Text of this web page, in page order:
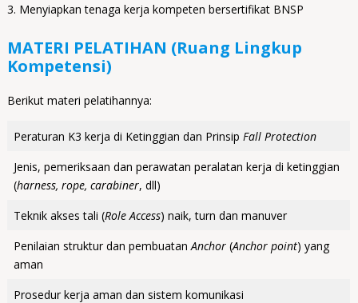
Menyiapkan tenaga kerja kompeten bersertifikat BNSP
MATERI PELATIHAN (Ruang Lingkup
Kompetensi)
Berikut materi pelatihannya:
Peraturan K3 kerja di Ketinggian dan Prinsip Fall Protection
Jenis, pemeriksaan dan perawatan peralatan kerja di ketinggian
(harness, rope, carabiner, dll)
Teknik akses tali (Role Access) naik, turn dan manuver
Penilaian struktur dan pembuatan Anchor (Anchor point) yang
aman
Prosedur kerja aman dan sistem komunikasi